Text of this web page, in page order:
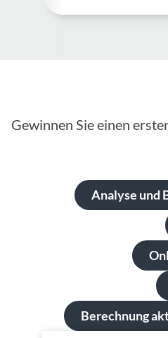
Gewinnen Sie einen
Analyse und
Berechnung